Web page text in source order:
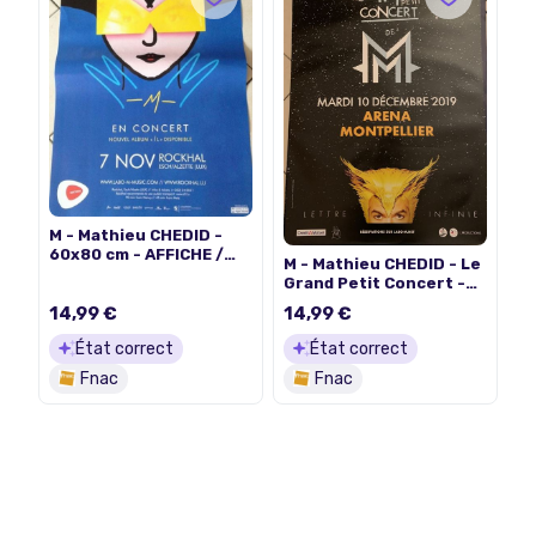
M - Mathieu CHEDID -
60x80 cm - AFFICHE /
14,99 €
État correct
Fnac
M - Mathieu CHEDID - Le
Grand Petit Concert -
14,99 €
État correct
Fnac